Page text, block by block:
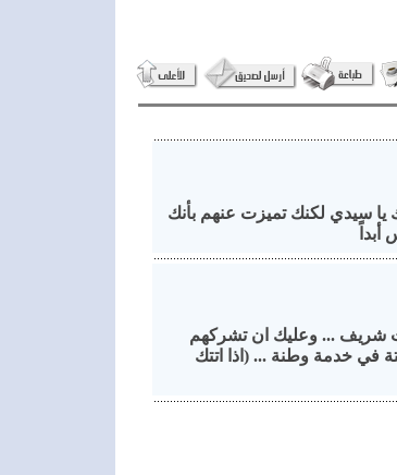
يا سيدي لكنك تميزت عنهم بأنك
شريف ... وعليك ان تشركهم
خدمة وطنة ... (اذا اتتك